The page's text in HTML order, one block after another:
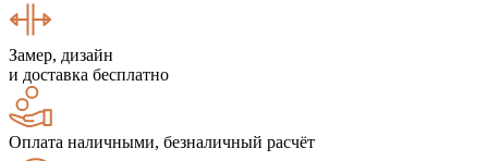
Замер, дизайн
и доставка бесплатно
Оплата наличными, безналичный расчёт